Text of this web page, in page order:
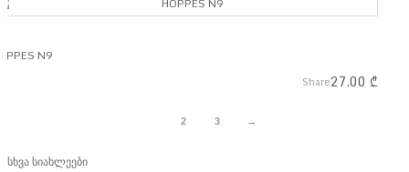
N9
27.00 ₾
Share
2 3 →
სხვა სიახლეები